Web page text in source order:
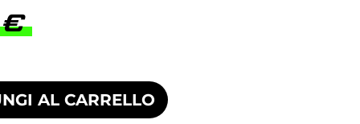
€
AL CARRELLO